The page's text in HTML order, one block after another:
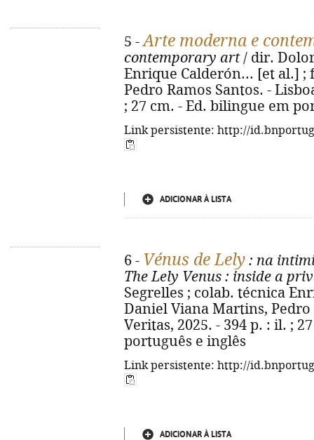
5 -Arte moderna e
contemporary art/ dir.
Enrique Calderón... [et al.]
Pedro Ramos Santos. -
; 27 cm. - Ed. bilingue em
Link persistente: http://
ADICIONAR À LISTA
6 - Vénus de Lely : na
The Lely Venus : inside a
Segrelles ; colab. técnica
Daniel Viana Martins, Pedro
Veritas, 2025. - 394 p. : il. ;
português e inglês
Link persistente: http://
ADICIONAR À LISTA